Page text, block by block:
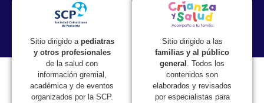
llevame al sircoo. De la pradera ullamco qué dise usteer
está la cosa muy malar.
Sitio dirigido a pediatras
y otros profesionales
de la salud con
información gremial,
académica y de eventos
organizados por la SCP.
Sitio dirigido a las
familias y al público
general . Todos los
contenidos son
elaborados y revisados
por especialistas para